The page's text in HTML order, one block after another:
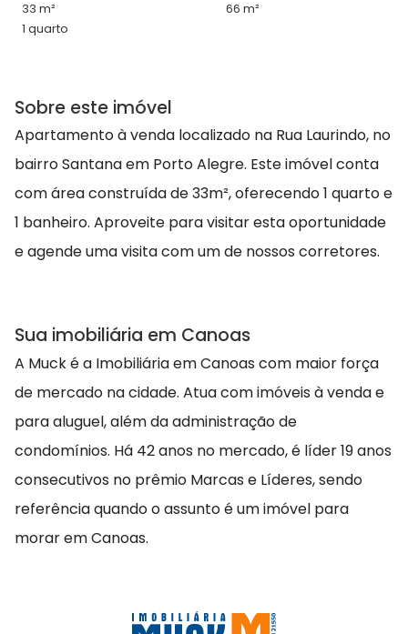
33 m²
66 m²
1 quarto
Sobre este imóvel
Apartamento à venda localizado na Rua Laurindo, no
bairro Santana em Porto Alegre. Este imóvel conta
com área construída de 33m², oferecendo 1 quarto e
1 banheiro. Aproveite para visitar esta oportunidade
e agende uma visita com um de nossos corretores.
Sua imobiliária em Canoas
A Muck é a Imobiliária em Canoas com maior força
de mercado na cidade. Atua com imóveis à venda e
para aluguel, além da administração de
condomínios. Há 42 anos no mercado, é líder 19 anos
consecutivos no prêmio Marcas e Líderes, sendo
referência quando o assunto é um imóvel para
morar em Canoas.